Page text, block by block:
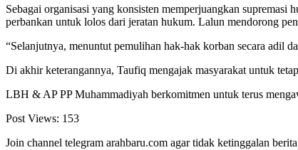
Sebagai organisasi yang konsisten memperjuangkan
perbankan untuk lolos dari jeratan hukum. Lalun mendorong
“Selanjutnya, menuntut pemulihan hak-hak korban secara adil
Di akhir keterangannya, Taufiq mengajak masyarakat untuk
LBH & AP PP Muhammadiyah berkomitmen untuk terus
Post Views: 153
Join channel telegram arahbaru.com agar tidak ketinggalan